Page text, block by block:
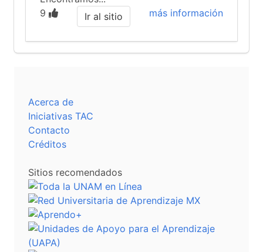
9
más información
Ir al sitio
Acerca de
Iniciativas TAC
Contacto
Créditos
Sitios recomendados